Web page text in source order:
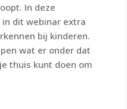
In deze
dit webinar extra
bij kinderen.
wat er onder dat
thuis kunt doen om